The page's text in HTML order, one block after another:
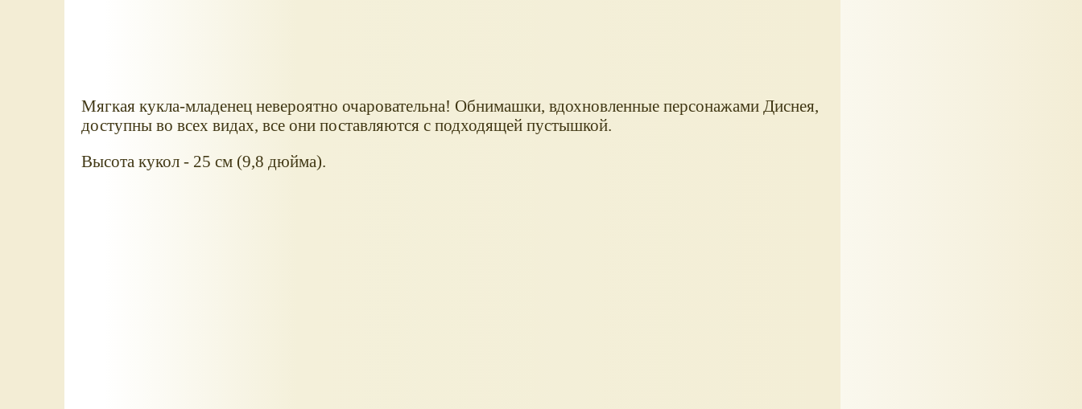
Мягкая кукла-младенец невероятно очаровательна! Обнимашки, вдохновленные персонажами Диснея,
доступны во всех видах, все они поставляются с подходящей пустышкой.
Высота кукол - 25 см (9,8 дюйма).